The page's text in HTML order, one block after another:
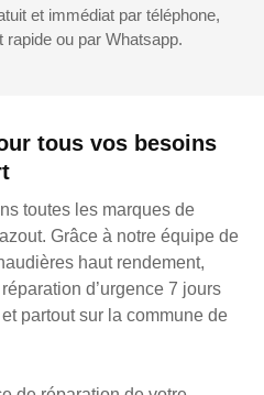
tous vos besoins
toutes les marques de
Grâce à notre équipe de
haut rendement,
d’urgence 7 jours
et partout sur la commune de
et immédiat par téléphone,
ou par Whatsapp.